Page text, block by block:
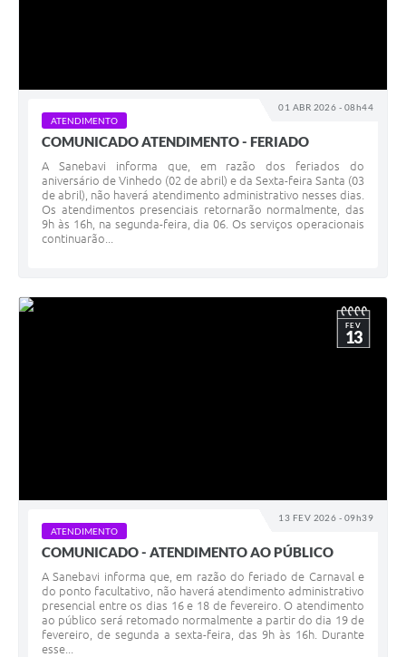
01 ABR 2026 - 08h44
ATENDIMENTO
COMUNICADO ATENDIMENTO - FERIADO
A Sanebavi informa que, em razão dos feriados do
aniversário de Vinhedo (02 de abril) e da Sexta-feira Santa (03
de abril), não haverá atendimento administrativo nesses dias.
Os atendimentos presenciais retornarão normalmente, das
9h às 16h, na segunda-feira, dia 06. Os serviços operacionais
continuarão...
13 FEV 2026 - 09h39
FEV
13
ATENDIMENTO
COMUNICADO - ATENDIMENTO AO PÚBLICO
A Sanebavi informa que, em razão do feriado de Carnaval e
do ponto facultativo, não haverá atendimento administrativo
presencial entre os dias 16 e 18 de fevereiro. O atendimento
ao público será retomado normalmente a partir do dia 19 de
fevereiro, de segunda a sexta-feira, das 9h às 16h. Durante
esse...